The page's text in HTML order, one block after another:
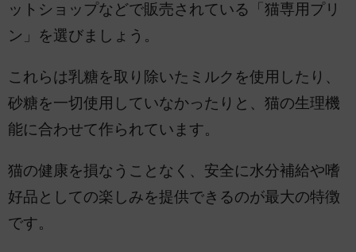
ットショップなどで販売されている「猫専用プリ
ン」を選びましょう。
これらは乳糖を取り除いたミルクを使用したり、
砂糖を一切使用していなかったりと、猫の生理機
能に合わせて作られています。
猫の健康を損なうことなく、安全に水分補給や嗜
好品としての楽しみを提供できるのが最大の特徴
です。